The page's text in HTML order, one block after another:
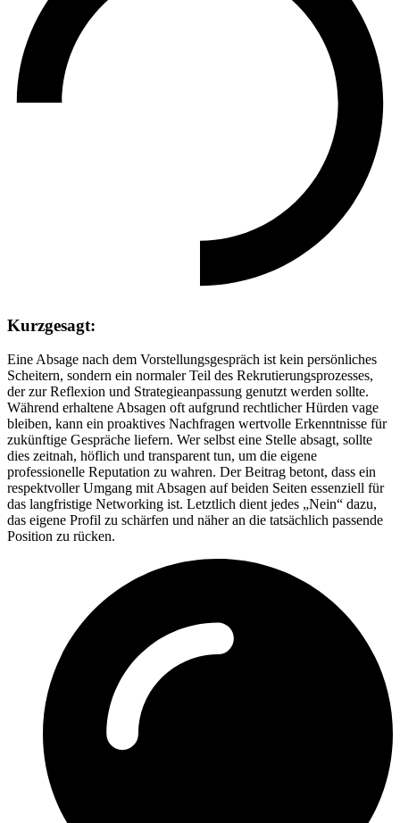
Kurzgesagt:
Eine Absage nach dem Vorstellungsgespräch ist kein persönliches
Scheitern, sondern ein normaler Teil des Rekrutierungsprozesses,
der zur Reflexion und Strategieanpassung genutzt werden sollte.
Während erhaltene Absagen oft aufgrund rechtlicher Hürden vage
bleiben, kann ein proaktives Nachfragen wertvolle Erkenntnisse für
zukünftige Gespräche liefern. Wer selbst eine Stelle absagt, sollte
dies zeitnah, höflich und transparent tun, um die eigene
professionelle Reputation zu wahren. Der Beitrag betont, dass ein
respektvoller Umgang mit Absagen auf beiden Seiten essenziell für
das langfristige Networking ist. Letztlich dient jedes „Nein“ dazu,
das eigene Profil zu schärfen und näher an die tatsächlich passende
Position zu rücken.